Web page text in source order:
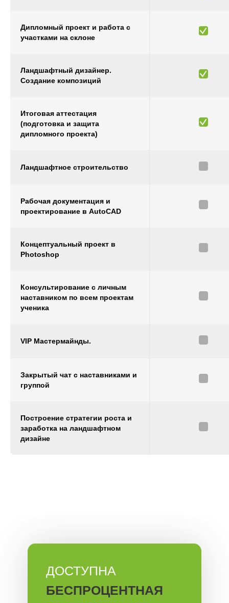
Дипломный проект и работа с
участками на склоне
Ландшафтный дизайнер.
Создание композиций
Итоговая аттестация
(подготовка и защита
дипломного проекта)
Ландшафтное строительство
Рабочая документация и
проектирование в AutoCAD
Концептуальный проект в
Photoshop
Консультирование с личным
наставником по всем проектам
ученика
VIP Мастермайнды.
Закрытый чат с наставниками и
группой
Построение стратегии роста и
заработка на ландшафтном
дизайне
ДОСТУПНА
БЕСПРОЦЕНТНАЯ